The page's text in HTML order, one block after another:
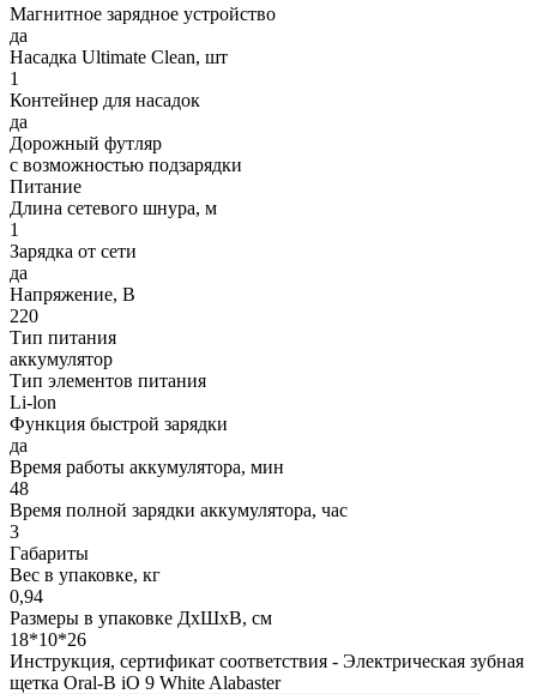
Магнитное зарядное устройство
да
Насадка Ultimate Clean, шт
1
Контейнер для насадок
да
Дорожный футляр
с возможностью подзарядки
Питание
Длина сетевого шнура, м
1
Зарядка от сети
да
Напряжение, В
220
Тип питания
аккумулятор
Тип элементов питания
Li-lon
Функция быстрой зарядки
да
Время работы аккумулятора, мин
48
Время полной зарядки аккумулятора, час
3
Габариты
Вес в упаковке, кг
0,94
Размеры в упаковке ДxШxВ, см
18*10*26
Инструкция, сертификат соответствия - Электрическая зубная
щетка Oral-B iO 9 White Alabaster